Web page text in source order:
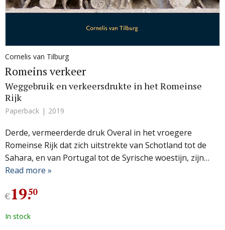
Cornelis van Tilburg
Romeins verkeer
Weggebruik en verkeersdrukte in het Romeinse
Rijk
Paperback 2019
Derde, vermeerderde druk Overal in het vroegere
Romeinse Rijk dat zich uitstrekte van Schotland tot de
Sahara, en van Portugal tot de Syrische woestijn, zijn…
Read more »
€19.
50
In stock